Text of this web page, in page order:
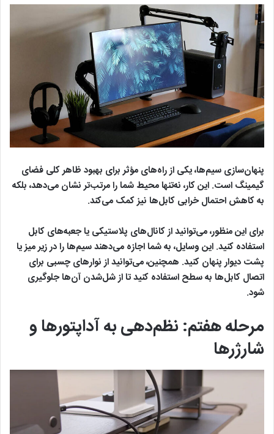
پنهان‌سازی سیم‌ها، یکی از راه‌های مؤثر برای بهبود ظاهر کلی فضای
گیمینگ است. این کار، نه‌تنها محیط شما را مرتب‌تر نشان می‌دهد، بلکه
به کاهش احتمال خرابی کابل‌ها نیز کمک می‌کند.
برای این منظور، می‌توانید از کانال‌های پلاستیکی یا جعبه‌های کابل
استفاده کنید. این وسایل، به شما اجازه می‌دهند سیم‌ها را در زیر میز یا
پشت دیوار پنهان کنید. همچنین، می‌توانید از نوارهای چسبی برای
اتصال کابل‌ها به سطح استفاده کنید تا از شل‌شدن آن‌ها جلوگیری
شود.
مرحله هفتم: نظم‌دهی به آداپتورها و
شارژرها